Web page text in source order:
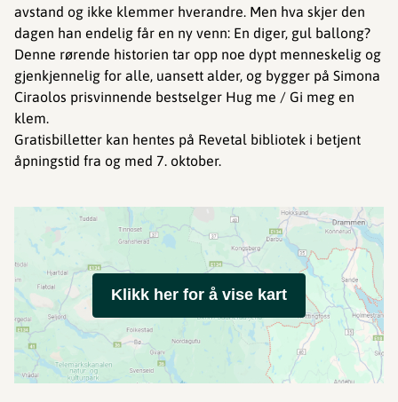
avstand og ikke klemmer hverandre. Men hva skjer den
dagen han endelig får en ny venn: En diger, gul ballong?
Denne rørende historien tar opp noe dypt menneskelig og
gjenkjennelig for alle, uansett alder, og bygger på Simona
Ciraolos prisvinnende bestselger Hug me / Gi meg en
klem.
Gratisbilletter kan hentes på Revetal bibliotek i betjent
åpningstid fra og med 7. oktober.
Klikk her for å vise kart